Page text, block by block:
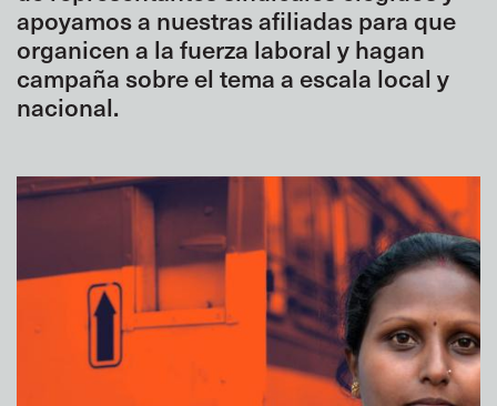
apoyamos a nuestras afiliadas para que
organicen a la fuerza laboral y hagan
campaña sobre el tema a escala local y
nacional.